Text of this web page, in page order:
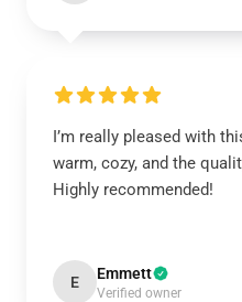
I’m really pleased with
warm, cozy, and the
Highly recommended!
E Emmett
Verified owner